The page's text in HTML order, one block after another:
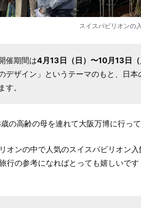
スイスパビリオンの
催期間は4月13日（日）〜10月13日（
デザイン」というテーマのもと、日
す。
の高齢の母を連れて大阪万博に行って
オンの中で人気のスイスパビリオン
行の参考になればとっても嬉しいで